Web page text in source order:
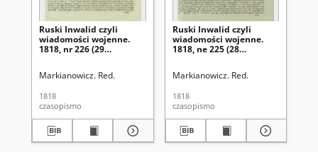
Ruski Inwalid czyli
wiadomości wojenne.
1818, nr 226 (29
Markianowicz. Red.
1818
czasopismo
Ruski Inwalid czyli
wiadomości wojenne.
1818, ne 225 (28
Markianowicz. Red.
1818
czasopismo